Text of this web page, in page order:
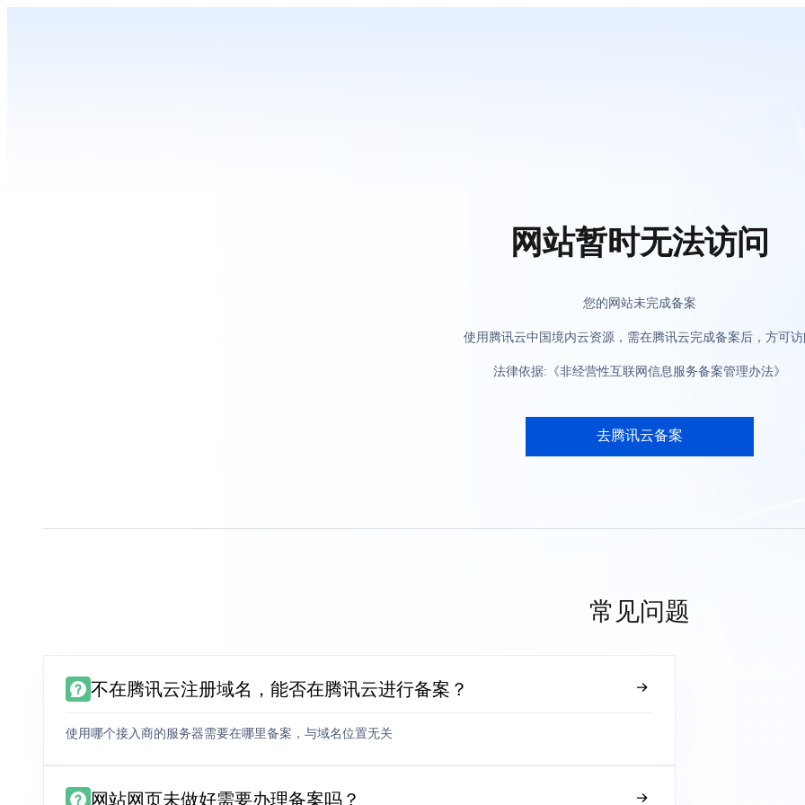
网站暂时无法访问
您的网站未完成备案
使用腾讯云中国境内云资源，需在腾讯云完成备案后，方可
法律依据:《非经营性互联网信息服务备案管理办法》
去腾讯云备案
常见问题
不在腾讯云注册域名，能否在腾讯云进行备案？
使用哪个接入商的服务器需要在哪里备案，与域名位置无关
网站网页未做好需要办理备案吗？